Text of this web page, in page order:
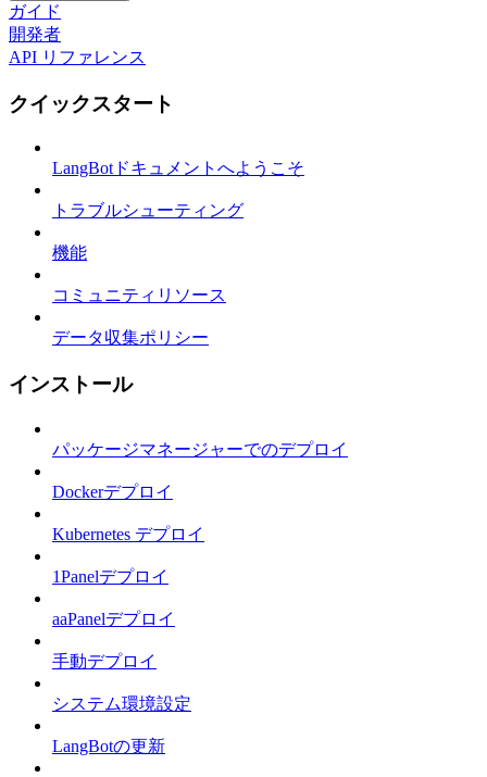
ガイド
開発者
API リファレンス
クイックスタート
LangBotドキュメントへようこそ
トラブルシューティング
機能
コミュニティリソース
データ収集ポリシー
インストール
パッケージマネージャーでのデプロイ
Dockerデプロイ
Kubernetes デプロイ
1Panelデプロイ
aaPanelデプロイ
手動デプロイ
システム環境設定
LangBotの更新